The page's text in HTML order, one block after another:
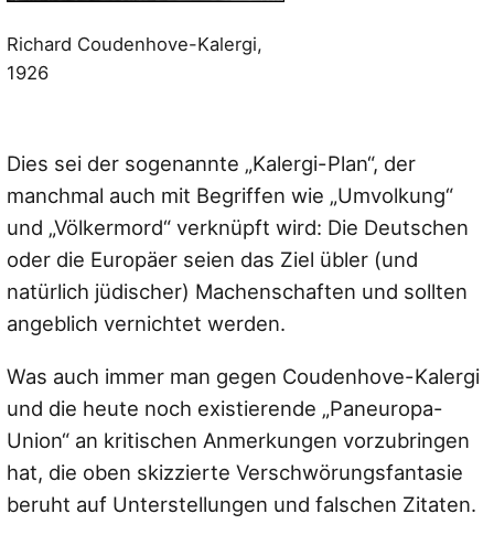
Richard Coudenhove-Kalergi,
1926
Dies sei der sogenannte „Kalergi-Plan“, der
manchmal auch mit Begriffen wie „Umvolkung“
und „Völkermord“ verknüpft wird: Die Deutschen
oder die Europäer seien das Ziel übler (und
natürlich jüdischer) Machenschaften und sollten
angeblich vernichtet werden.
Was auch immer man gegen Coudenhove-Kalergi
und die heute noch existierende „Paneuropa-
Union“ an kritischen Anmerkungen vorzubringen
hat, die oben skizzierte Verschwörungsfantasie
beruht auf Unterstellungen und falschen Zitaten.